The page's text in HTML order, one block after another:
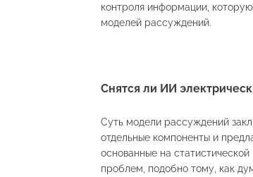
контроля информации,
моделей рассуждений.
Снятся ли ИИ
Суть модели рассуждений
отдельные компоненты и
основанные на
проблем, подобно тому, как